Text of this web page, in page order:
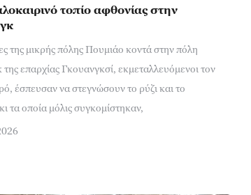
τοπίο αφθονίας στην
της μικρής πόλης Πουμιάο κοντά στην πόλη
της επαρχίας Γκουανγκσί, εκμεταλλευόμενοι τον
έσπευσαν να στεγνώσουν το ρύζι και το
τα οποία μόλις συγκομίστηκαν,